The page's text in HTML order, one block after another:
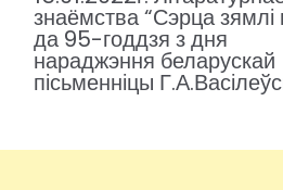
знаёмства “Сэрца зямлі
да 95-годдзя з дня
нараджэння беларускай
пісьменніцы